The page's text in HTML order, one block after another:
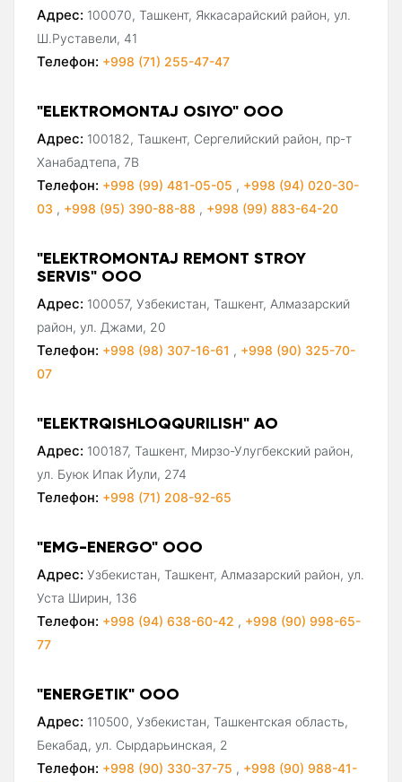
Адрес: 100070, Ташкент, Яккасарайский район, ул.
Ш.Руставели, 41
Телефон: +998 (71) 255-47-47
"ELEKTROMONTAJ OSIYO" ООО
Адрес: 100182, Ташкент, Сергелийский район, пр-т
Ханабадтепа, 7В
Телефон: +998 (99) 481-05-05 , +998 (94) 020-30-
03 , +998 (95) 390-88-88 , +998 (99) 883-64-20
"ELEKTROMONTAJ REMONT STROY
SERVIS" ООО
Адрес: 100057, Узбекистан, Ташкент, Алмазарский
район, ул. Джами, 20
Телефон: +998 (98) 307-16-61 , +998 (90) 325-70-
07
"ELEKTRQISHLOQQURILISH" АО
Адрес: 100187, Ташкент, Мирзо-Улугбекский район,
ул. Буюк Ипак Йули, 274
Телефон: +998 (71) 208-92-65
"EMG-ENERGO" ООО
Адрес: Узбекистан, Ташкент, Алмазарский район, ул.
Уста Ширин, 136
Телефон: +998 (94) 638-60-42 , +998 (90) 998-65-
77
"ENERGETIK" ООО
Адрес: 110500, Узбекистан, Ташкентская область,
Бекабад, ул. Сырдарьинская, 2
Телефон: +998 (90) 330-37-75 , +998 (90) 988-41-